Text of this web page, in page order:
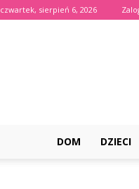
czwartek, sierpień 6, 2026
DOM DZIECI